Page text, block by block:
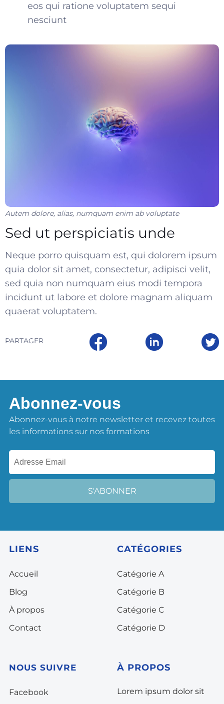
eos qui ratione voluptatem sequi
nesciunt
Autem dolore, alias, numquam enim ab voluptate
Sed ut perspiciatis unde
Neque porro quisquam est, qui dolorem ipsum
quia dolor sit amet, consectetur, adipisci velit,
sed quia non numquam eius modi tempora
incidunt ut labore et dolore magnam aliquam
quaerat voluptatem.
PARTAGER
Abonnez-vous
Abonnez-vous à notre newsletter et recevez toutes
les informations sur nos formations
S'ABONNER
LIENS
Accueil
Blog
À propos
Contact
CATÉGORIES
Catégorie A
Catégorie B
Catégorie C
Catégorie D
NOUS SUIVRE
Facebook
À PROPOS
Lorem ipsum dolor sit